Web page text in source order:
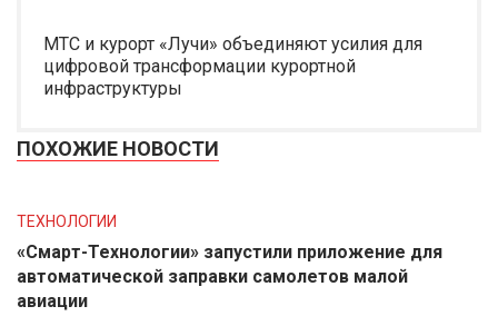
МТС и курорт «Лучи» объединяют усилия для
цифровой трансформации курортной
инфраструктуры
ПОХОЖИЕ НОВОСТИ
ТЕХНОЛОГИИ
«Смарт-Технологии» запустили приложение для
автоматической заправки самолетов малой
авиации